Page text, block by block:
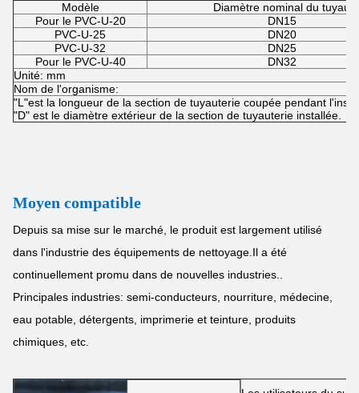
Modèle
Diamètre nominal du tuyau
Pour le PVC-U-20
DN15
PVC-U-25
DN20
PVC-U-32
DN25
Pour le PVC-U-40
DN32
Unité: mm
Nom de l'organisme:
"L"est la longueur de la section de tuyauterie coupée pendant
"D" est le diamètre extérieur de la section de tuyauterie installée.
Moyen compatible
Depuis sa mise sur le marché, le produit est largement utilisé
dans l'industrie des équipements de nettoyage.Il a été
continuellement promu dans de nouvelles industries..
Principales industries: semi-conducteurs, nourriture, médecine,
eau potable, détergents, imprimerie et teinture, produits
chimiques, etc.